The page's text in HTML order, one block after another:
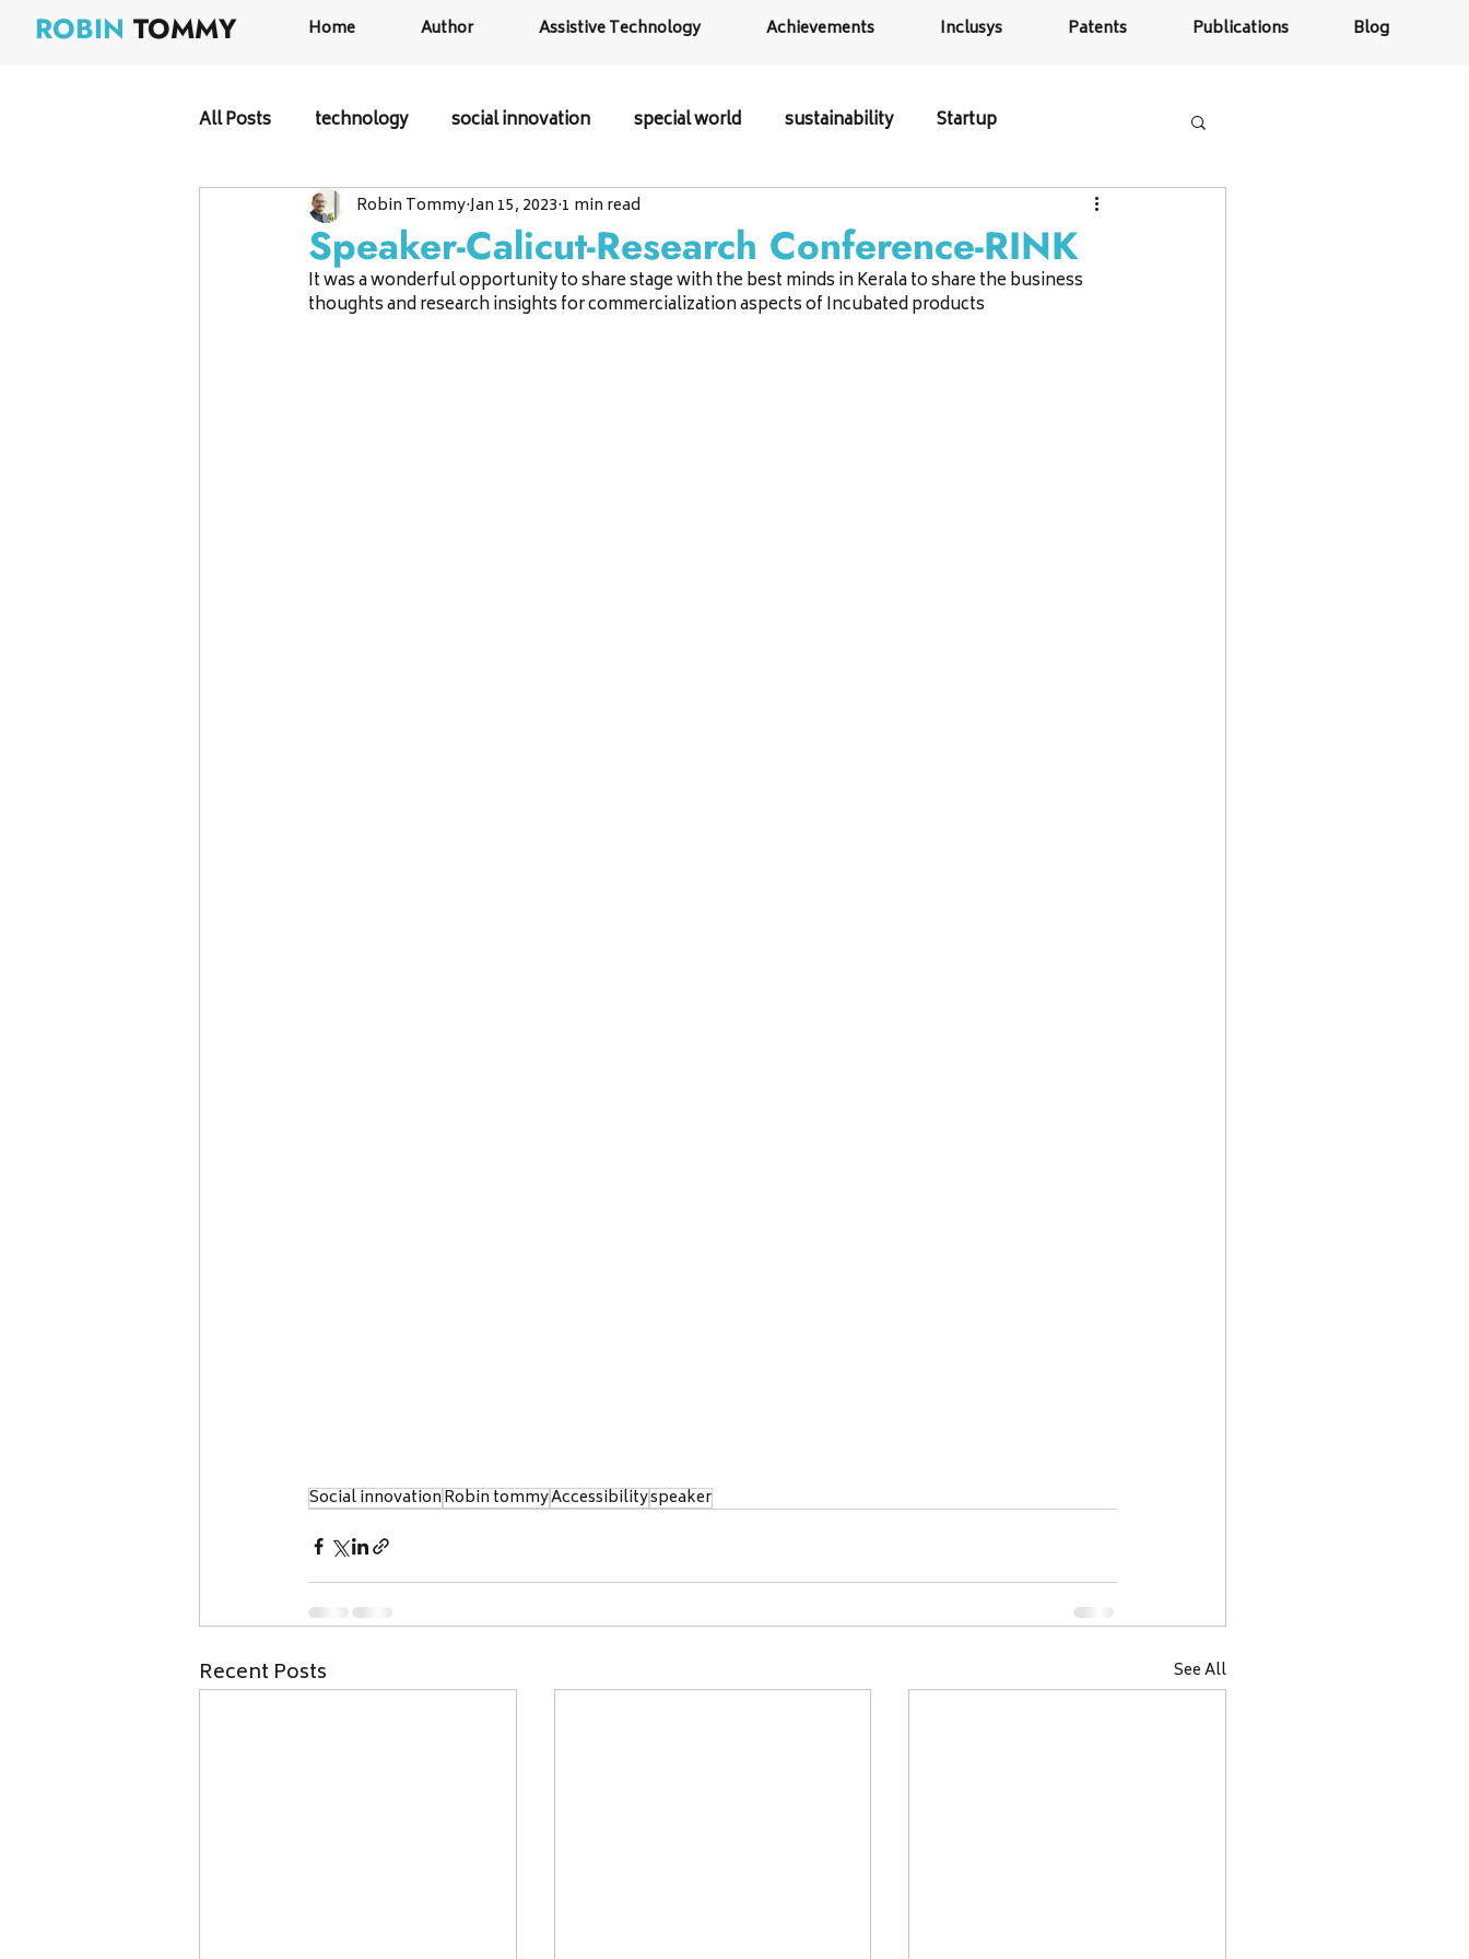
ROBIN TOMMY Home Author Assistive Technology Achievements Inclusys Patents Publications Blog
All Posts technology social innovation special world sustainability Startup
Speaker-Calicut-Research Conference-RINK
Robin TommyJan 15, 2023 1 min read
It was a wonderful opportunity to share stage with the best minds in Kerala to share the business
thoughts and research insights for commercialization aspects of Incubated products
Social innovationRobin tommyAccessibilityspeaker
Recent Posts See All